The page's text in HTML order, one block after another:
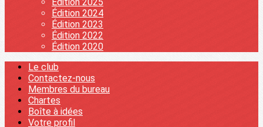
Édition 2024
Édition 2023
Édition 2022
Édition 2020
Le club
Contactez-nous
Membres du bureau
Chartes
Boîte à idées
Votre profil